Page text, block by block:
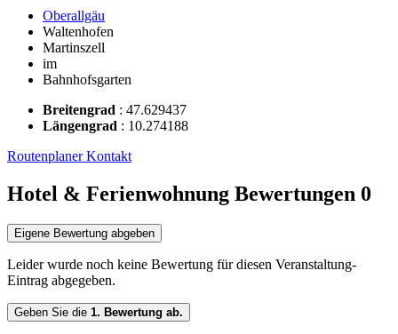
Oberallgäu
Waltenhofen
Martinszell
im
Bahnhofsgarten
Breitengrad : 47.629437
Längengrad : 10.274188
RoutenplanerKontakt
Hotel & Ferienwohnung Bewertungen 0
Eigene Bewertung abgeben
Leider wurde noch keine Bewertung für diesen Veranstaltung-
Eintrag abgegeben.
Geben Sie die 1. Bewertung ab.